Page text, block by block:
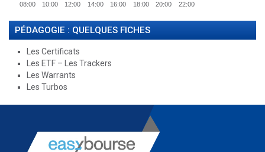
08:00 10:00 12:00 14:00 16:00 18:00 20:00 22:00
PÉDAGOGIE : QUELQUES FICHES
Les Certificats
Les ETF – Les Trackers
Les Warrants
Les Turbos